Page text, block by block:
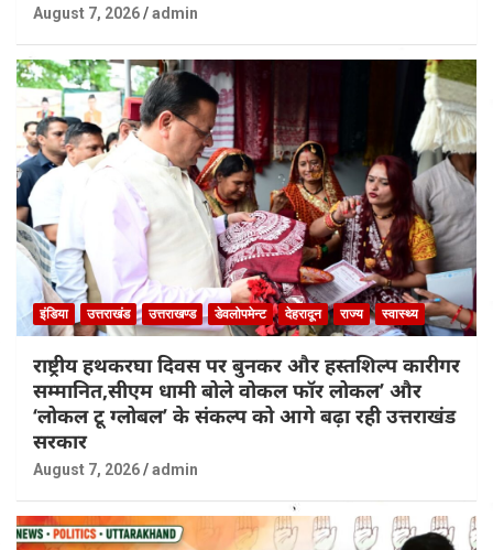
August 7, 2026 admin
इंडिया उत्तराखंड उत्तराखण्ड डेवलोपमेन्ट देहरादून राज्य स्वास्थ्य
राष्ट्रीय हथकरघा दिवस पर बुनकर और हस्तशिल्प कारीगर
सम्मानित,सीएम धामी बोले वोकल फॉर लोकल’ और
‘लोकल टू ग्लोबल’ के संकल्प को आगे बढ़ा रही उत्तराखंड
सरकार
August 7, 2026 admin